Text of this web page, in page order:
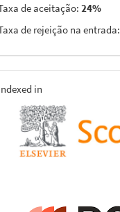
de aceitação: 24%
de rejeição na entrada:
in